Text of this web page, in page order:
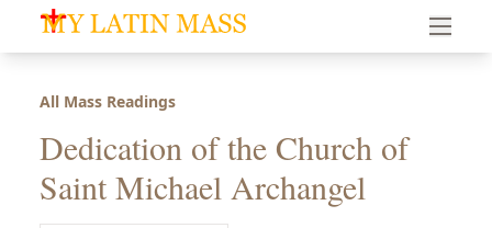
My Latin Mass - Traditional Latin Mass of South Florida
All Mass Readings
Dedication of the Church of
Saint Michael Archangel